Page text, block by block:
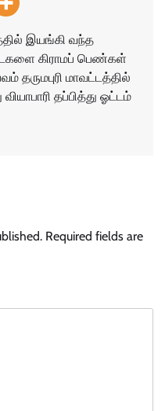
இயங்கி வந்த
கிராமப் பெண்கள்
தருமபுரி மாவட்டத்தில்
தப்பித்து ஓட்டம்
Required fields are